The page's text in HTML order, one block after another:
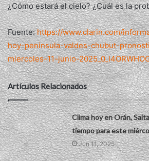
¿Cómo estará el cielo? ¿Cuál es la
Fuente:https://www.clarin.com/
hoy-peninsula-valdes-chubut-
miercoles-11-junio-
Artículos Relacionados
Clima hoy en Orán,
tiempo para este
Jun 11, 2025